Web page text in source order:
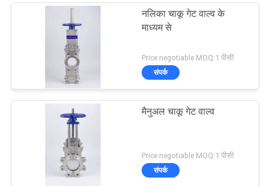
नलिका चाकू गेट वाल्व के
माध्यम से
Price negotiable MOQ:1 पीसी
संपर्क
मैनुअल चाकू गेट वाल्व
Price negotiable MOQ:1 पीसी
संपर्क